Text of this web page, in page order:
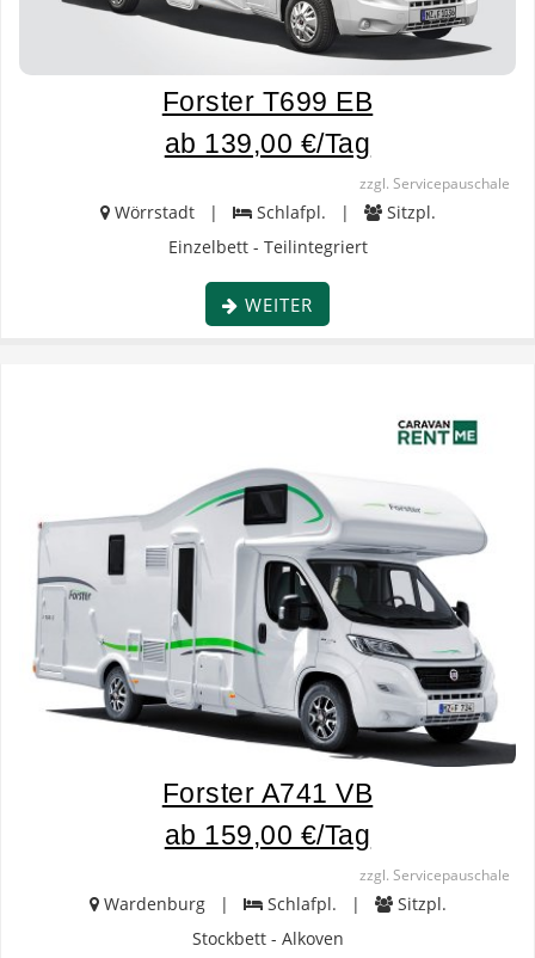
Forster T699 EB
ab 139,00 €/Tag
zzgl. Servicepauschale
Wörrstadt | Schlafpl. |
Sitzpl.
Einzelbett - Teilintegriert
WEITER
Forster A741 VB
ab 159,00 €/Tag
zzgl. Servicepauschale
Wardenburg | Schlafpl. |
Sitzpl.
Stockbett - Alkoven